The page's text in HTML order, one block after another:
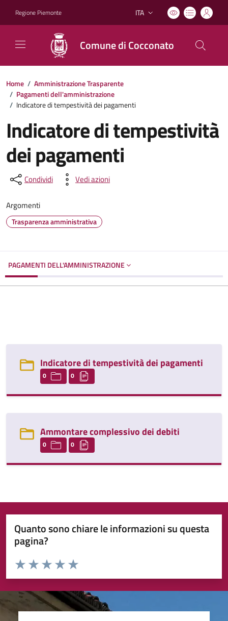
Regione Piemonte Lingua attiva:
ITA
Comune di Cocconato
Home / Amministrazione Trasparente
/ Pagamenti dell'amministrazione
/ Indicatore di tempestività dei pagamenti
Indicatore di tempestività
dei pagamenti
Condividi Vedi azioni
Argomenti
Trasparenza amministrativa
PAGAMENTI DELL'AMMINISTRAZIONE
Indicatore di tempestività dei pagamenti
0 0
Ammontare complessivo dei debiti
0 0
Quanto sono chiare le informazioni su questa
pagina?
Valuta da 1 a 5 stelle la pagina
Valuta 5 stelle su 5
Valuta 4 stelle su 5
Valuta 3 stelle su 5
Valuta 2 stelle su 5
Valuta 1 stelle su 5